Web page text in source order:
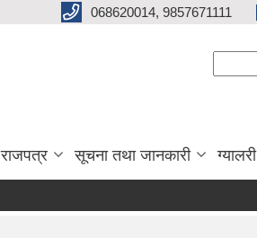
068620014, 9857671111
राजपत्र सूचना तथा जानकारी ग्यालरी